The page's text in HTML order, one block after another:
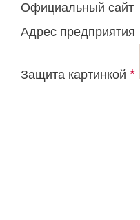
Официальный сайт
Адрес предприятия
Защита картинкой *